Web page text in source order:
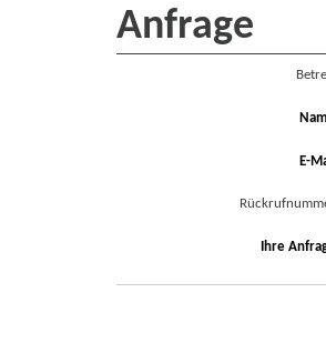
Anfrage
E-
Ihre